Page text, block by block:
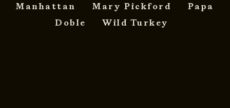
Manhattan
Mary Pickford
Papa
Doble
Wild Turkey